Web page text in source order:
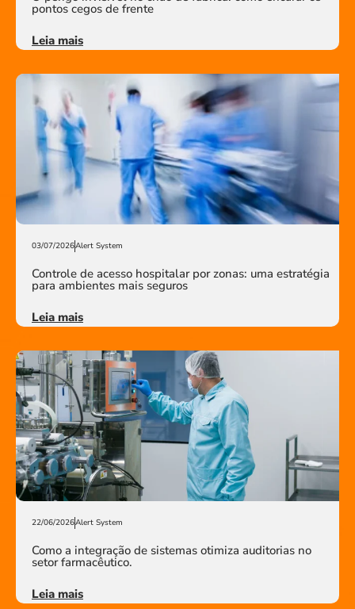
pontos cegos de frente
Leia mais
03/07/2026Alert System
Controle de acesso hospitalar por zonas: uma estratégia
para ambientes mais seguros
Leia mais
22/06/2026Alert System
Como a integração de sistemas otimiza auditorias no
setor farmacêutico.
Leia mais